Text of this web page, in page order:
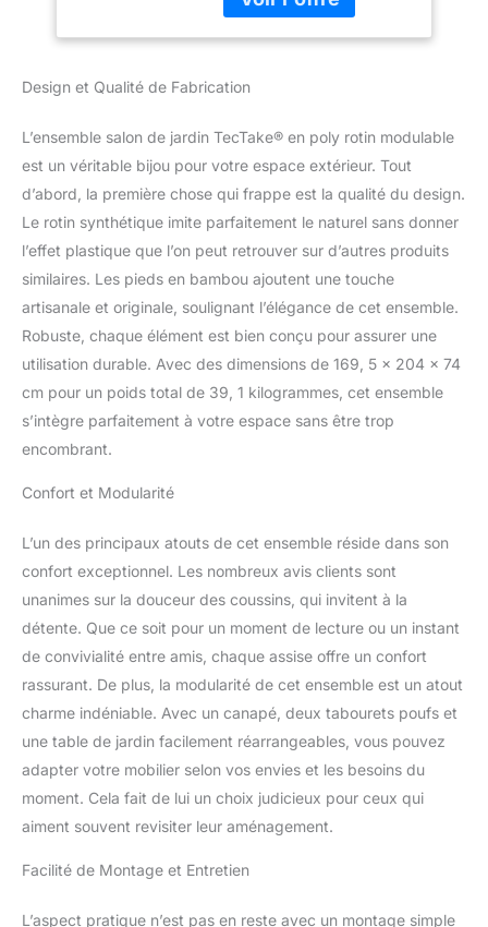
pour Amenagement
Balcon Terrasse
idéal pour l'extérieur.
assurant un confort
du tressage en poly-rotin
résistant aux UV garantit
une longévité
exceptionnelle. Parfait
jardin exterieur, cet
ensemble invite à des
moments de pure
relaxation au coeur de
votre jardin. DESIGN
ÉLÉGANT ET PRATIQUE:
Notre salon de jardin allie
esthétique et
seulement élégante mais
repas en extérieur. Les
pieds en bois des
fauteuils et chaises de
jardin, avec leurs
capuchons en plastique,
protègent votre sol tout
en ajoutant une touche
naturelle et raffinée à
l'ensemble. Ce salon
espace extérieur en un
havre de paix et de style.
ET DURABILITÉ: Nos
hydrofuges et lavables
Design et Qualité de Fabrication
L’ensemble salon de jardin TecTake® en poly rotin modulable
est un véritable bijou pour votre espace extérieur. Tout
d’abord, la première chose qui frappe est la qualité du design.
Le rotin synthétique imite parfaitement le naturel sans donner
l’effet plastique que l’on peut retrouver sur d’autres produits
similaires. Les pieds en bambou ajoutent une touche
artisanale et originale, soulignant l’élégance de cet ensemble.
Robuste, chaque élément est bien conçu pour assurer une
utilisation durable. Avec des dimensions de 169, 5 x 204 x 74
cm pour un poids total de 39, 1 kilogrammes, cet ensemble
s’intègre parfaitement à votre espace sans être trop
encombrant.
Confort et Modularité
L’un des principaux atouts de cet ensemble réside dans son
confort exceptionnel. Les nombreux avis clients sont
unanimes sur la douceur des coussins, qui invitent à la
détente. Que ce soit pour un moment de lecture ou un instant
de convivialité entre amis, chaque assise offre un confort
rassurant. De plus, la modularité de cet ensemble est un atout
charme indéniable. Avec un canapé, deux tabourets poufs et
une table de jardin facilement réarrangeables, vous pouvez
adapter votre mobilier selon vos envies et les besoins du
moment. Cela fait de lui un choix judicieux pour ceux qui
aiment souvent revisiter leur aménagement.
Facilité de Montage et Entretien
L’aspect pratique n’est pas en reste avec un montage simple